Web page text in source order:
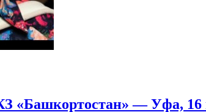
«Башкортостан» — Уфа, 16